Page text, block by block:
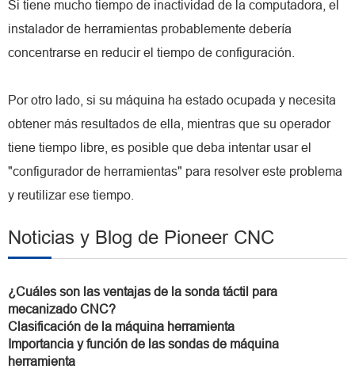
Si tiene mucho tiempo de inactividad de la computadora, el
instalador de herramientas probablemente debería
concentrarse en reducir el tiempo de configuración.
Por otro lado, si su máquina ha estado ocupada y necesita
obtener más resultados de ella, mientras que su operador
tiene tiempo libre, es posible que deba intentar usar el
"configurador de herramientas" para resolver este problema
y reutilizar ese tiempo.
Noticias y Blog de Pioneer CNC
¿Cuáles son las ventajas de la sonda táctil para
mecanizado CNC?
Clasificación de la máquina herramienta
Importancia y función de las sondas de máquina
herramienta